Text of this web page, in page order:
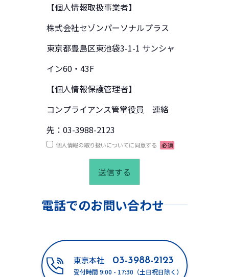
【個人情報取扱事業者】
株式会社セゾンパーソナルプラス
東京都豊島区東池袋3-1-1 サンシャ
イン60・43F
【個人情報保護管理者】
コンプライアンス管掌役員 連絡
先：03-3988-2123
個人情報の取り扱いについてに同意する 必須
電話でのお問い合わせ
東京本社 03-3988-2123
受付時間 9:00 - 17:30（土日祝日除く）